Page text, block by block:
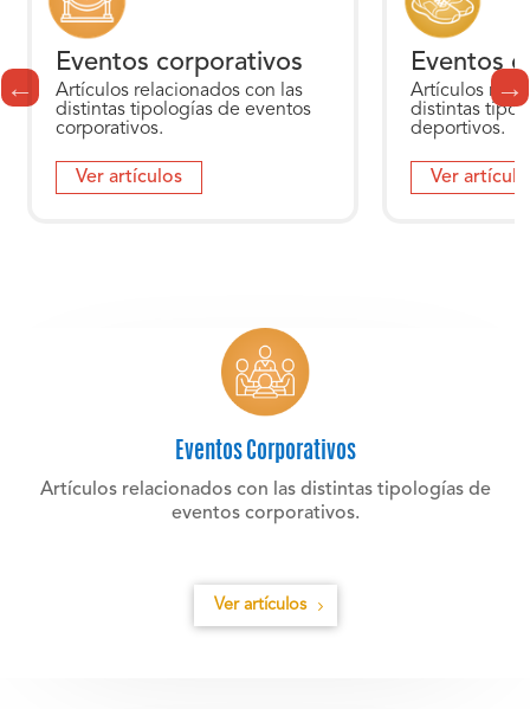
Eventos corporativos
Artículos relacionados con las
distintas tipologías de eventos
corporativos.
Ver artículos
Eventos
Artículos
distintas
deportivos.
Ver
Eventos Corporativos
Artículos relacionados con las distintas tipologías de
eventos corporativos.
Ver artículos